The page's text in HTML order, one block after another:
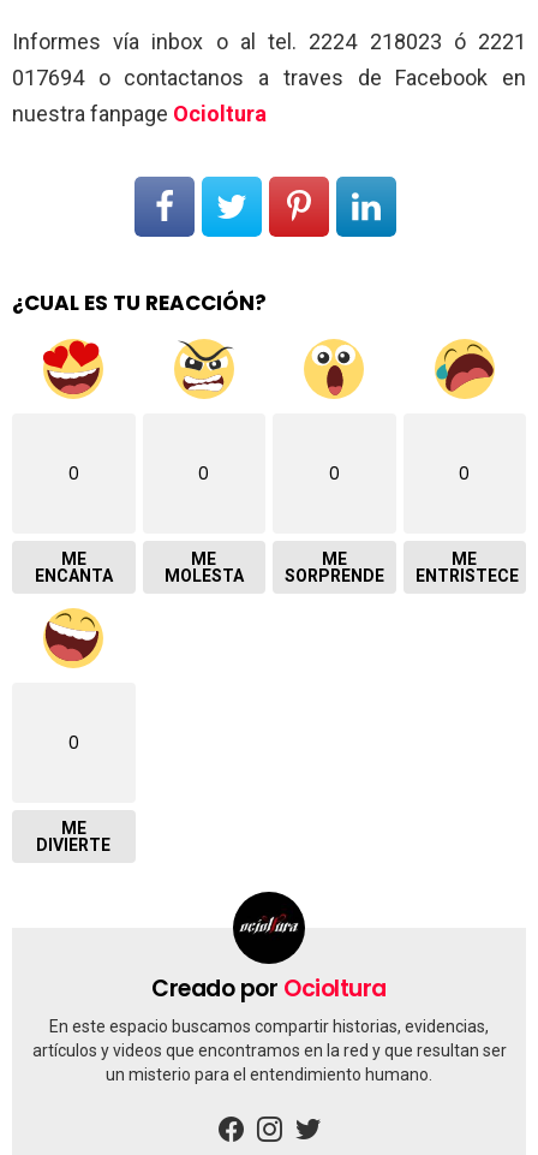
Informes vía inbox o al tel. 2224 218023 ó 2221
017694 o contactanos a traves de Facebook en
nuestra fanpage Ocioltura
¿CUAL ES TU REACCIÓN?
0
ME
ENCANTA
0
ME
MOLESTA
0
ME
SORPRENDE
0
ME
ENTRISTECE
0
ME
DIVIERTE
Creado por Ocioltura
En este espacio buscamos compartir historias, evidencias,
artículos y videos que encontramos en la red y que resultan ser
un misterio para el entendimiento humano.